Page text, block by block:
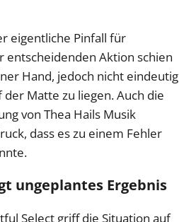
eigentliche Pinfall für
entscheidenden Aktion schien
Hand, jedoch nicht eindeutig
Matte zu liegen. Auch die
von Thea Hails Musik
dass es zu einem Fehler
ungeplantes Ergebnis
Select griff die Situation auf